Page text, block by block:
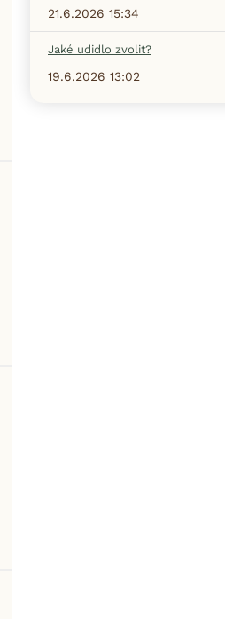
21.6.2026 15:34
Jaké udidlo zvolit?
19.6.2026 13:02